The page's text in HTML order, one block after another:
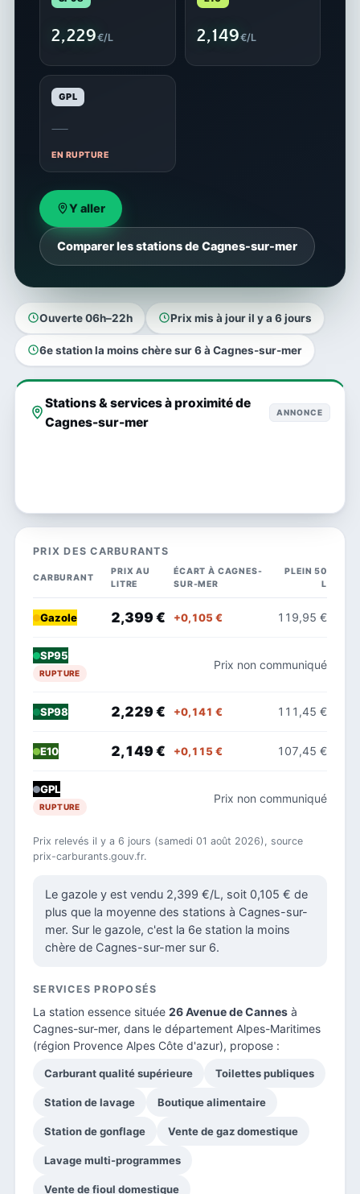
2,229€/L 2,149€/L
GPL
—
EN RUPTURE
Y aller
Comparer les stations de Cagnes-sur-mer
Ouverte 06h–22h Prix mis à jour il y a 6 jours
6e station la moins chère sur 6 à Cagnes-sur-mer
Stations & services à proximité de
Cagnes-sur-mer
ANNONCE
PRIX DES CARBURANTS
CARBURANT
PRIX AU
LITRE
ÉCART À CAGNES-
SUR-MER
PLEIN 50
L
Gazole 2,399 € +0,105 € 119,95 €
SP95
RUPTURE
Prix non communiqué
SP98 2,229 € +0,141 € 111,45 €
E10 2,149 € +0,115 € 107,45 €
GPL
RUPTURE
Prix non communiqué
Prix relevés il y a 6 jours (samedi 01 août 2026), source
prix-carburants.gouv.fr.
Le gazole y est vendu 2,399 €/L, soit 0,105 € de
plus que la moyenne des stations à Cagnes-sur-
mer. Sur le gazole, c'est la 6e station la moins
chère de Cagnes-sur-mer sur 6.
SERVICES PROPOSÉS
La station essence située 26 Avenue de Cannes à
Cagnes-sur-mer, dans le département Alpes-Maritimes
(région Provence Alpes Côte d'azur), propose :
Carburant qualité supérieure Toilettes publiques
Station de lavage Boutique alimentaire
Station de gonflage Vente de gaz domestique
Lavage multi-programmes
Vente de fioul domestique